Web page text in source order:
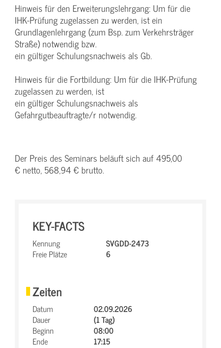
Hinweis für den Erweiterungslehrgang: Um für die
IHK-Prüfung zugelassen zu werden, ist ein
Grundlagenlehrgang (zum Bsp. zum Verkehrsträger
Straße) notwendig bzw.
ein gültiger Schulungsnachweis als Gb.
Hinweis für die Fortbildung: Um für die IHK-Prüfung
zugelassen zu werden, ist
ein gültiger Schulungsnachweis als
Gefahrgutbeauftragte/r notwendig.
Der Preis des Seminars beläuft sich auf 495,00
€ netto, 568,94 € brutto.
KEY-FACTS
Kennung
SVGDD-2473
Freie Plätze
6
Zeiten
Datum
02.09.2026
Dauer
(1 Tag)
Beginn
08:00
Ende
17:15